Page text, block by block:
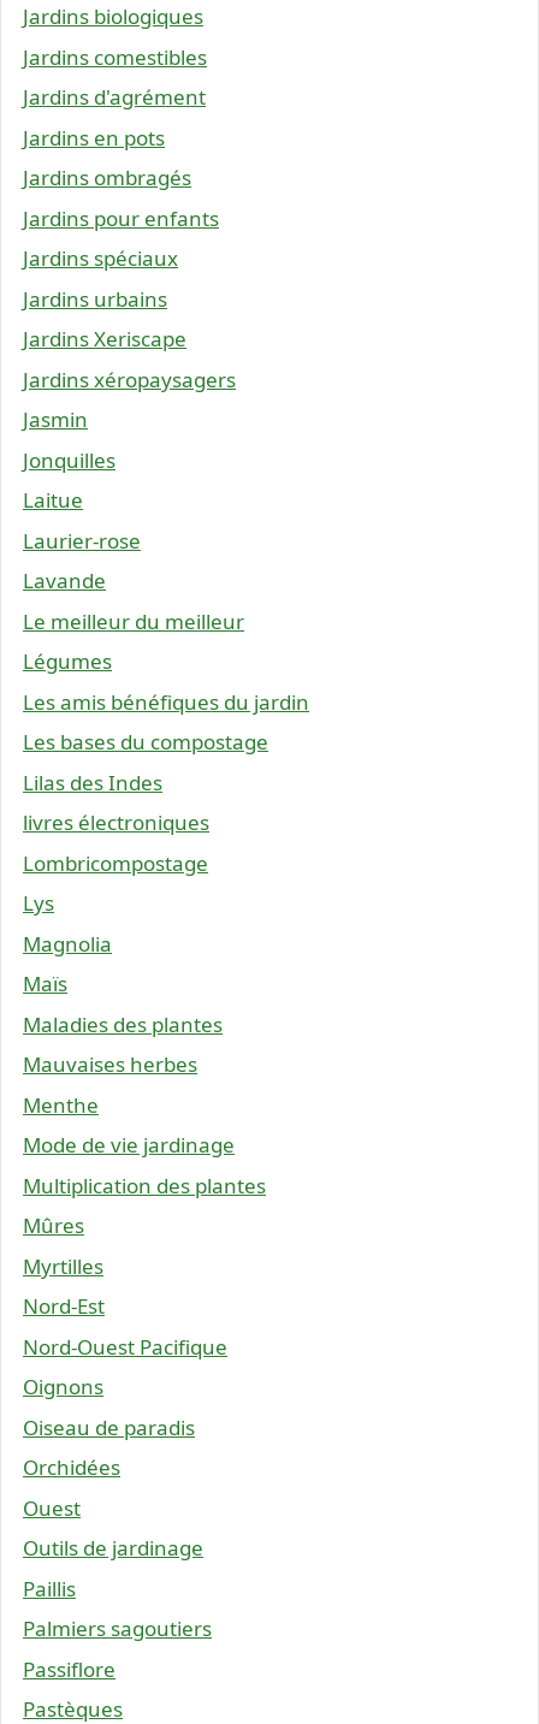
Jardins biologiques
Jardins comestibles
Jardins d'agrément
Jardins en pots
Jardins ombragés
Jardins pour enfants
Jardins spéciaux
Jardins urbains
Jardins Xeriscape
Jardins xéropaysagers
Jasmin
Jonquilles
Laitue
Laurier-rose
Lavande
Le meilleur du meilleur
Légumes
Les amis bénéfiques du jardin
Les bases du compostage
Lilas des Indes
livres électroniques
Lombricompostage
Lys
Magnolia
Maïs
Maladies des plantes
Mauvaises herbes
Menthe
Mode de vie jardinage
Multiplication des plantes
Mûres
Myrtilles
Nord-Est
Nord-Ouest Pacifique
Oignons
Oiseau de paradis
Orchidées
Ouest
Outils de jardinage
Paillis
Palmiers sagoutiers
Passiflore
Pastèques